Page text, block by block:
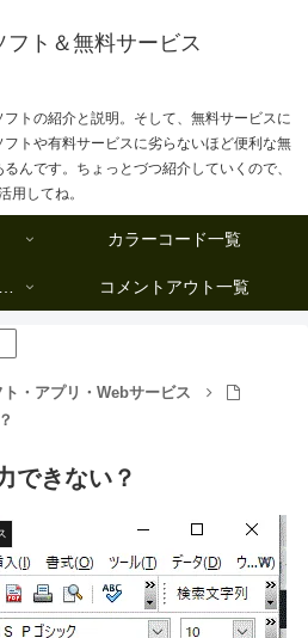
フト＆無料サービス
トの紹介と説明。そして、無料サービスに
トや有料サービスに劣らないほど便利な無
んです。ちょっとづつ紹介していくので、
用してね。
カラーコード一覧
文字数カウンター〔簡易版複数行タイプ〕 コメントアウト一覧
・アプリ・Webサービス
できない？